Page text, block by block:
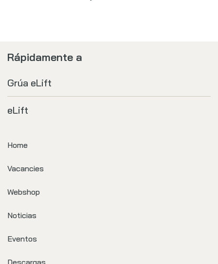
Rápidamente a
Grúa eLift
eLift
Home
Vacancies
Webshop
Noticias
Eventos